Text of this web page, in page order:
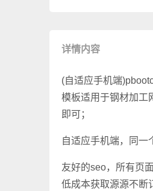
详情内容
(自适应手机端
模板适用于钢材加工
即可；
自适应手机端，同一
友好的seo，所有页
低成本获取源源不断